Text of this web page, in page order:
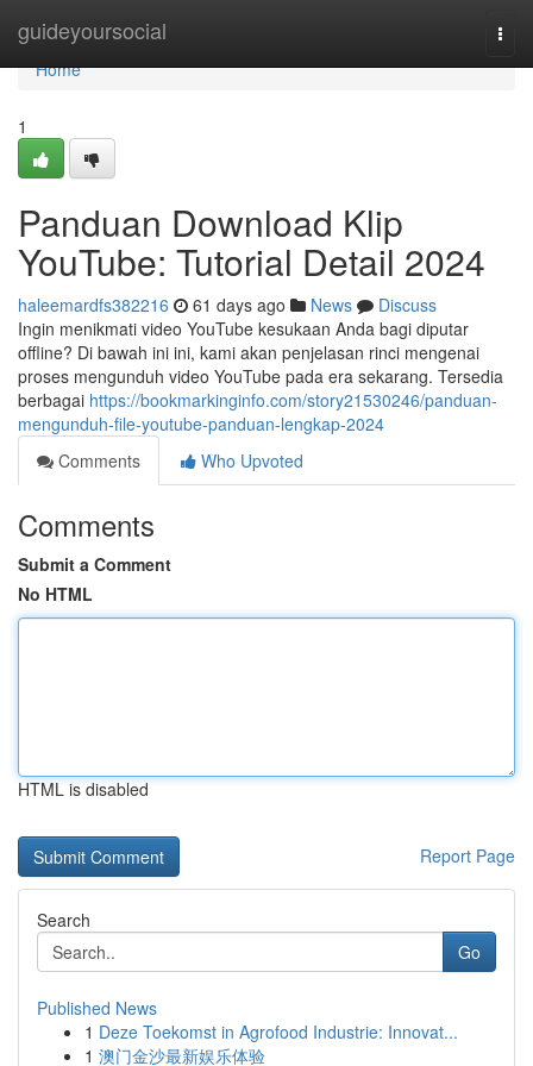
guideyoursocial
Home
Home
1
Panduan Download Klip
YouTube: Tutorial Detail 2024
haleemardfs382216 61 days ago News
Discuss
Ingin menikmati video YouTube kesukaan Anda bagi diputar
offline? Di bawah ini ini, kami akan penjelasan rinci mengenai
proses mengunduh video YouTube pada era sekarang. Tersedia
berbagai https://bookmarkinginfo.com/story21530246/panduan-
mengunduh-file-youtube-panduan-lengkap-2024
Comments
Who Upvoted
Comments
Submit a Comment
No HTML
HTML is disabled
Report Page
Search
Go
Published News
1 Deze Toekomst in Agrofood Industrie: Innovat...
1 澳门金沙最新娱乐体验